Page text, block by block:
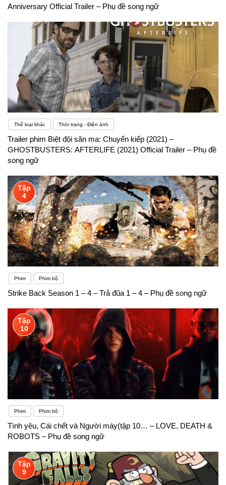
Anniversary Official Trailer – Phụ đề song ngữ
Thể loại khác Thời trang - Điện ảnh
Trailer phim Biệt đội săn ma: Chuyển kiếp (2021) –
GHOSTBUSTERS: AFTERLIFE (2021) Official Trailer – Phụ đề
song ngữ
Tập
4
Phim Phim bộ
Strike Back Season 1 – 4 – Trả đũa 1 – 4 – Phụ đề song ngữ
Tập
10
Phim Phim bộ
Tình yêu, Cái chết và Người máy(tập 10… – LOVE, DEATH &
ROBOTS – Phụ đề song ngữ
Tập
9